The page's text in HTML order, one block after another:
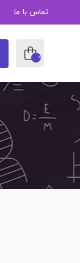
تماس با ما
0